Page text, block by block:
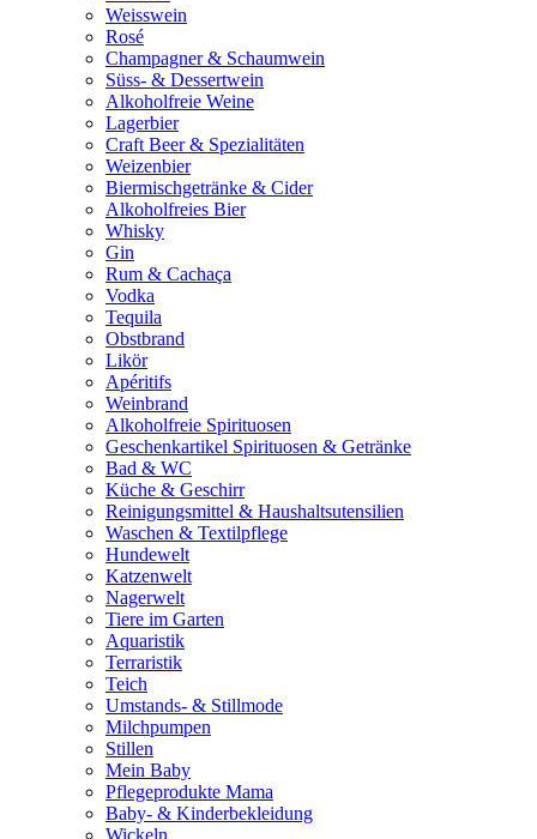
Weisswein
Rosé
Champagner & Schaumwein
Süss- & Dessertwein
Alkoholfreie Weine
Lagerbier
Craft Beer & Spezialitäten
Weizenbier
Biermischgetränke & Cider
Alkoholfreies Bier
Whisky
Gin
Rum & Cachaça
Vodka
Tequila
Obstbrand
Likör
Apéritifs
Weinbrand
Alkoholfreie Spirituosen
Geschenkartikel Spirituosen & Getränke
Bad & WC
Küche & Geschirr
Reinigungsmittel & Haushaltsutensilien
Waschen & Textilpflege
Hundewelt
Katzenwelt
Nagerwelt
Tiere im Garten
Aquaristik
Terraristik
Teich
Umstands- & Stillmode
Milchpumpen
Stillen
Mein Baby
Pflegeprodukte Mama
Baby- & Kinderbekleidung
Wickeln